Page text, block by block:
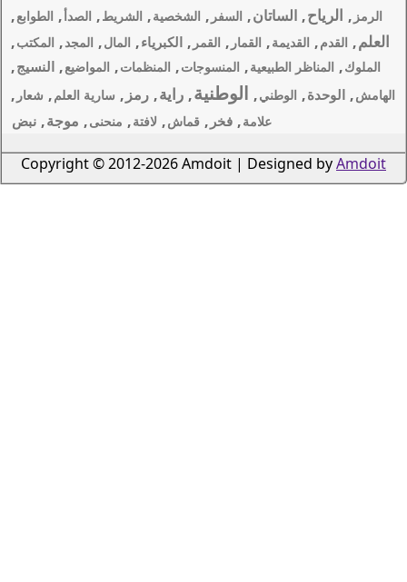
الشخصية, الشريط,الصدأ ,الطوابع,
القمر,الكبرياء, المال,المجد,المكتب,
,المنظمات, المواضيع ,النسيج,
,راية,رمز, سارية العلم,شعار,
منحنى,موجة,نبض
Copyright © 2012-2026